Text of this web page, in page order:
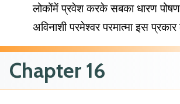
लोकोंमें प्रवेश करके सबका धारण
अविनाशी परमेश्वर परमात्मा इस
Chapter 16